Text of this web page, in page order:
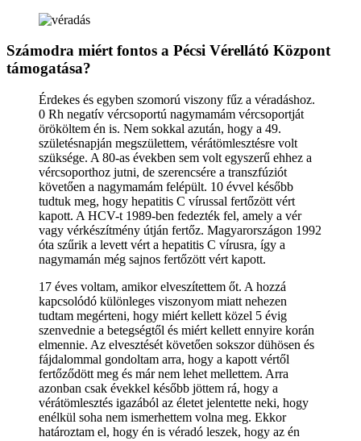
Számodra miért fontos a Pécsi Vérellátó Központ
támogatása?
Érdekes és egyben szomorú viszony fűz a véradáshoz.
0 Rh negatív vércsoportú nagymamám vércsoportját
örököltem én is. Nem sokkal azután, hogy a 49.
születésnapján megszülettem, vérátömlesztésre volt
szüksége. A 80-as években sem volt egyszerű ehhez a
vércsoporthoz jutni, de szerencsére a transzfúziót
követően a nagymamám felépült. 10 évvel később
tudtuk meg, hogy hepatitis C vírussal fertőzött vért
kapott. A HCV-t 1989-ben fedezték fel, amely a vér
vagy vérkészítmény útján fertőz. Magyarországon 1992
óta szűrik a levett vért a hepatitis C vírusra, így a
nagymamán még sajnos fertőzött vért kapott.
17 éves voltam, amikor elveszítettem őt. A hozzá
kapcsolódó különleges viszonyom miatt nehezen
tudtam megérteni, hogy miért kellett közel 5 évig
szenvednie a betegségtől és miért kellett ennyire korán
elmennie. Az elvesztését követően sokszor dühösen és
fájdalommal gondoltam arra, hogy a kapott vértől
fertőződött meg és már nem lehet mellettem. Arra
azonban csak évekkel később jöttem rá, hogy a
vérátömlesztés igazából az életet jelentette neki, hogy
enélkül soha nem ismerhettem volna meg. Ekkor
határoztam el, hogy én is véradó leszek, hogy az én